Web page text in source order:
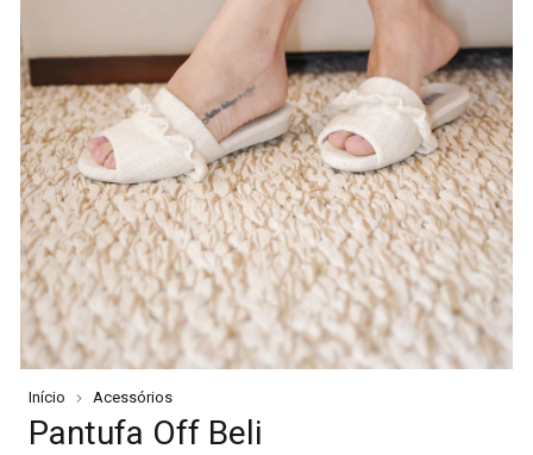
Início Acessórios
Pantufa Off Beli